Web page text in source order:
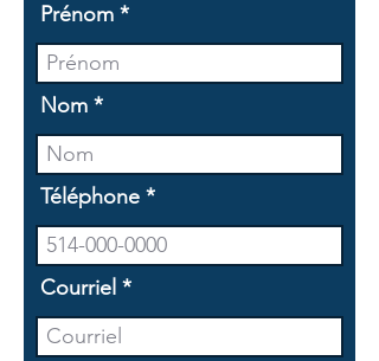
Prénom
Nom
Téléphone
Courriel